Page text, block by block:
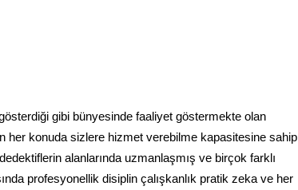
gibi bünyesinde faaliyet göstermekte olan
her konuda sizlere hizmet verebilme kapasitesine sahip
alanlarında uzmanlaşmış ve birçok farklı
profesyonellik disiplin çalışkanlık pratik zeka ve her